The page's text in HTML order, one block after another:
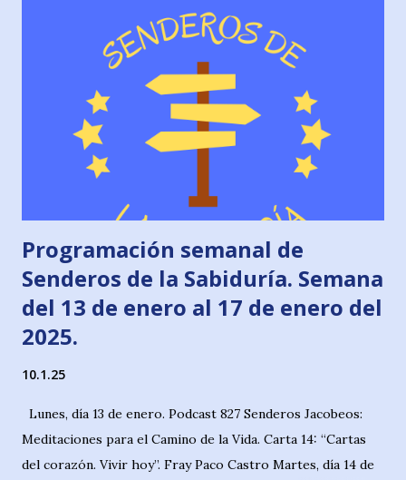
enero. Podcast 837 Senderos Jacobeos: Caminos de
Mozarabía. José Carlos Ríos (capítulo 6) Viernes, 24 de
enero. Podcast 838 Senderos Jacobeos: Mis canciones
camineras: “Agua, Fuego, Tierra y Viento”. Raúl-Fernando
Programación semanal de
Senderos de la Sabiduría. Semana
del 13 de enero al 17 de enero del
2025.
10.1.25
Lunes, día 13 de enero. Podcast 827 Senderos Jacobeos:
Meditaciones para el Camino de la Vida. Carta 14: “Cartas
del corazón. Vivir hoy”. Fray Paco Castro Martes, día 14 de